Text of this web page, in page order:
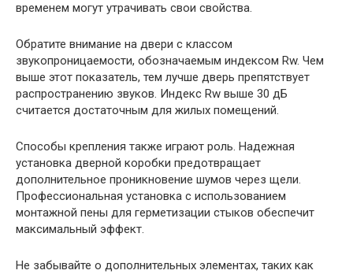
временем могут утрачивать свои свойства.
Обратите внимание на двери с классом
звукопроницаемости, обозначаемым индексом Rw. Чем
выше этот показатель, тем лучше дверь препятствует
распространению звуков. Индекс Rw выше 30 дБ
считается достаточным для жилых помещений.
Способы крепления также играют роль. Надежная
установка дверной коробки предотвращает
дополнительное проникновение шумов через щели.
Профессиональная установка с использованием
монтажной пены для герметизации стыков обеспечит
максимальный эффект.
Не забывайте о дополнительных элементах, таких как